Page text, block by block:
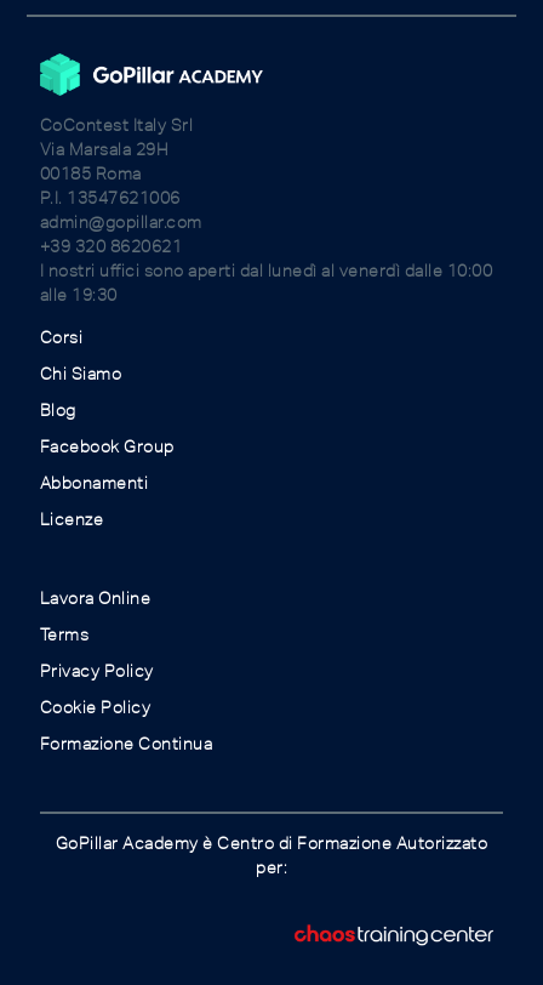
CoContest Italy Srl
Via Marsala 29H
00185 Roma
P.I. 13547621006
admin@gopillar.com
+39 320 8620621
I nostri uffici sono aperti dal lunedì al venerdì dalle 10:00
alle 19:30
Corsi
Chi Siamo
Blog
Facebook Group
Abbonamenti
Licenze
Lavora Online
Terms
Privacy Policy
Cookie Policy
Formazione Continua
GoPillar Academy è Centro di Formazione Autorizzato
per: